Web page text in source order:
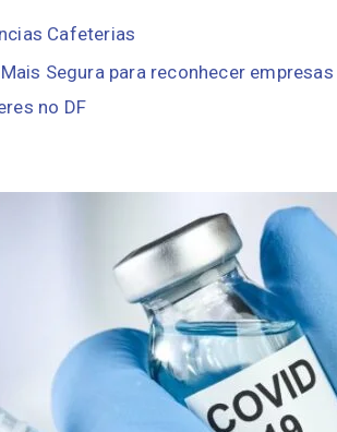
Cafeterias
Segura para reconhecer
no DF